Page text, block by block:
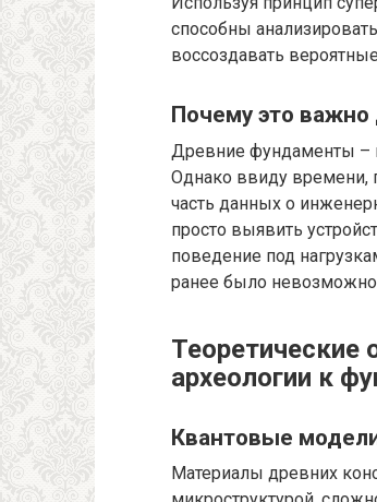
способны
воссоздавать
Почему это
Древние фундаменты –
Однако ввиду времени,
часть данных о
просто выявить
поведение под
ранее было
Теоретические
археологии к
Квантовые
Материалы древних